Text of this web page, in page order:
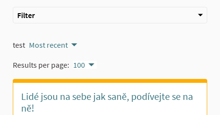
Filter
test Most recent
Results per page: 100
Lidé jsou na sebe jak saně, podívejte se na
ně!